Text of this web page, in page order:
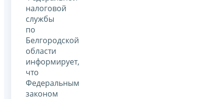
налоговой
службы
по
Белгородской
области
информирует,
что
Федеральным
законом